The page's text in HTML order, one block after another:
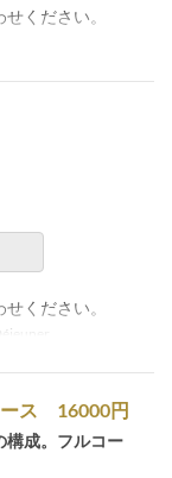
ください。
ください。
ース 16000円
構成。フルコー